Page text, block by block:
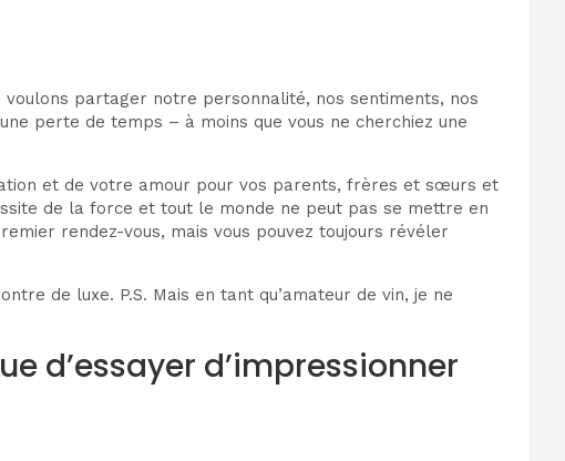
partager notre personnalité, nos sentiments, nos
perte de temps – à moins que vous ne cherchiez une
et de votre amour pour vos parents, frères et sœurs et
de la force et tout le monde ne peut pas se mettre en
rendez-vous, mais vous pouvez toujours révéler
de luxe. P.S. Mais en tant qu’amateur de vin, je ne
d’essayer d’impressionner